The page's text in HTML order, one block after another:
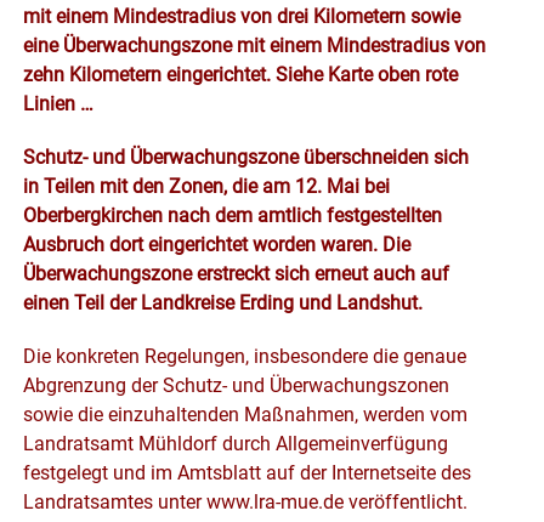
mit einem Mindestradius von drei Kilometern sowie
eine Überwachungszone mit einem Mindestradius von
zehn Kilometern eingerichtet. Siehe Karte oben rote
Linien …
Schutz- und Überwachungszone überschneiden sich
in Teilen mit den Zonen, die am 12. Mai bei
Oberbergkirchen nach dem amtlich festgestellten
Ausbruch dort eingerichtet worden waren. Die
Überwachungszone erstreckt sich erneut auch auf
einen Teil der Landkreise Erding und Landshut.
Die konkreten Regelungen, insbesondere die genaue
Abgrenzung der Schutz- und Überwachungszonen
sowie die einzuhaltenden Maßnahmen, werden vom
Landratsamt Mühldorf durch Allgemeinverfügung
festgelegt und im Amtsblatt auf der Internetseite des
Landratsamtes unter www.lra-mue.de veröffentlicht.